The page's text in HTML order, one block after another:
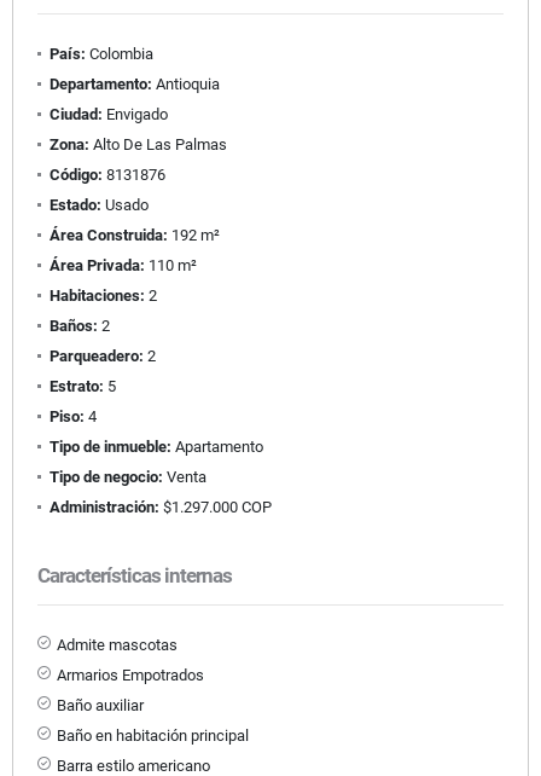
País: Colombia
Departamento: Antioquia
Ciudad: Envigado
Zona: Alto De Las Palmas
Código: 8131876
Estado: Usado
Área Construida: 192 m²
Área Privada: 110 m²
Habitaciones: 2
Baños: 2
Parqueadero: 2
Estrato: 5
Piso: 4
Tipo de inmueble: Apartamento
Tipo de negocio: Venta
Administración: $1.297.000 COP
Características internas
Admite mascotas
Armarios Empotrados
Baño auxiliar
Baño en habitación principal
Barra estilo americano